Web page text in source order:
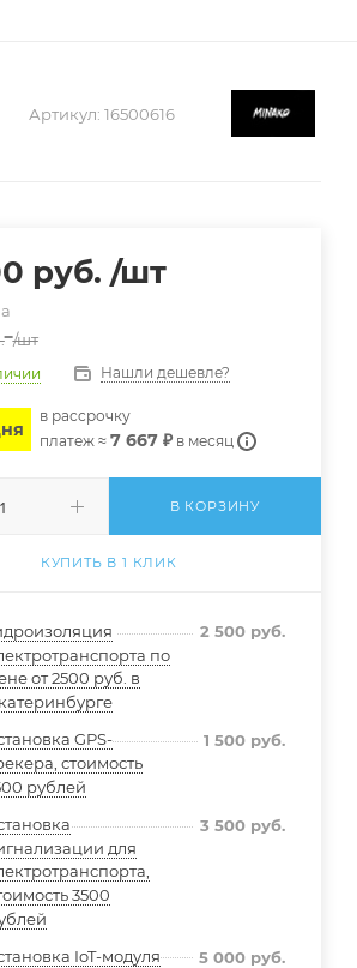
Артикул: 16500616
руб. /шт
/шт
Нашли дешевле?
в расcрочку
платеж ≈ 7 667 ₽в месяц
В КОРЗИНУ
КУПИТЬ В 1 КЛИК
по
от 2500 руб. в
2 500руб.
GPS-
стоимость
рублей
1 500руб.
для
3500
3 500руб.
IoT-модуля
5 000руб.